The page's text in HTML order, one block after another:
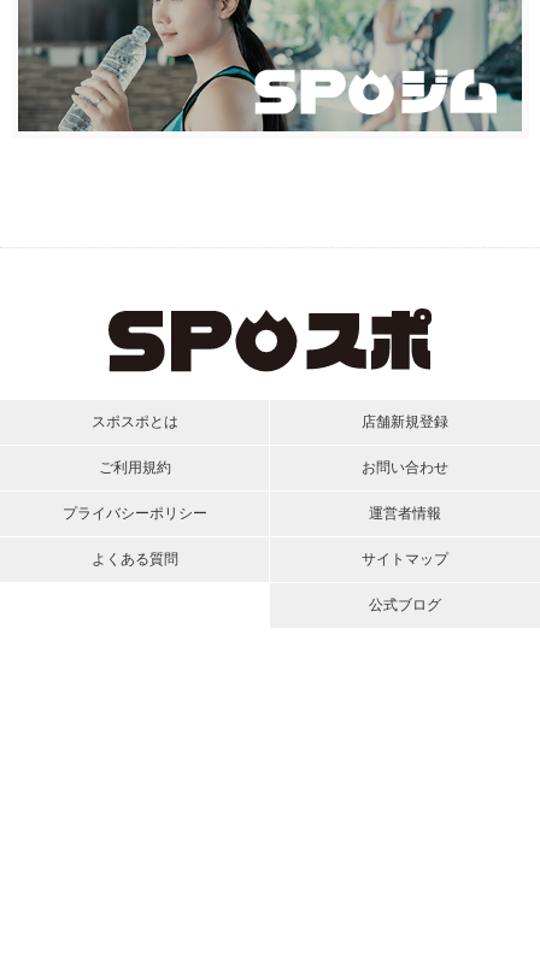
スポスポとは
ご利用規約
プライバシーポリシー
よくある質問
店舗新規登録
お問い合わせ
運営者情報
サイトマップ
公式ブログ